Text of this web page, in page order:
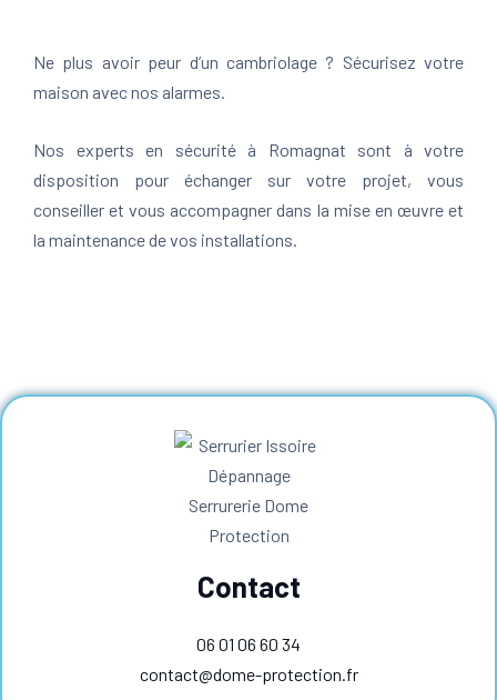
Ne plus avoir peur d’un cambriolage ? Sécurisez votre
maison avec nos alarmes.
Nos experts en sécurité à Romagnat sont à votre
disposition pour échanger sur votre projet, vous
conseiller et vous accompagner dans la mise en œuvre et
la maintenance de vos installations.
Contact
06 01 06 60 34
contact@dome-protection.fr